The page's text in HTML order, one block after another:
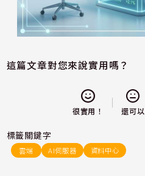
這篇文章對您來說實用嗎？
很實用！ 還可以
標籤關鍵字
雲端 AI伺服器 資料中心